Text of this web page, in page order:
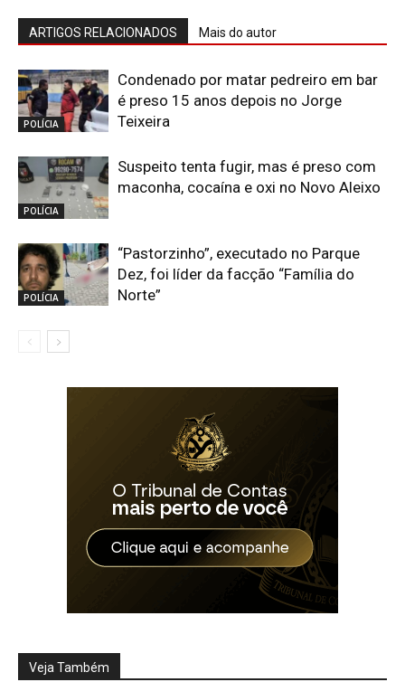
ARTIGOS RELACIONADOS Mais do autor
POLÍCIA
Condenado por matar pedreiro em bar
é preso 15 anos depois no Jorge
Teixeira
POLÍCIA
Suspeito tenta fugir, mas é preso com
maconha, cocaína e oxi no Novo Aleixo
POLÍCIA
“Pastorzinho”, executado no Parque
Dez, foi líder da facção “Família do
Norte”
Veja Também